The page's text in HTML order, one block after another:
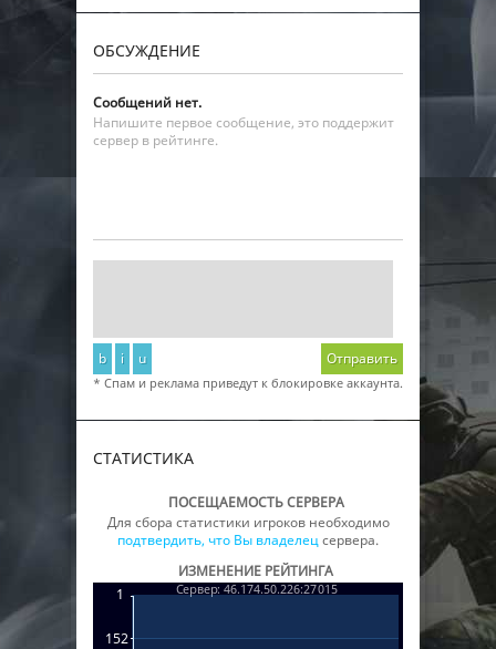
ОБСУЖДЕНИЕ
Сообщений нет.
Напишите первое сообщение, это поддержит
сервер в рейтинге.
b i u Отправить
* Спам и реклама приведут к блокировке аккаунта.
СТАТИСТИКА
ПОСЕЩАЕМОСТЬ СЕРВЕРА
Для сбора статистики игроков необходимо
подтвердить, что Вы владелецсервера.
ИЗМЕНЕНИЕ РЕЙТИНГА